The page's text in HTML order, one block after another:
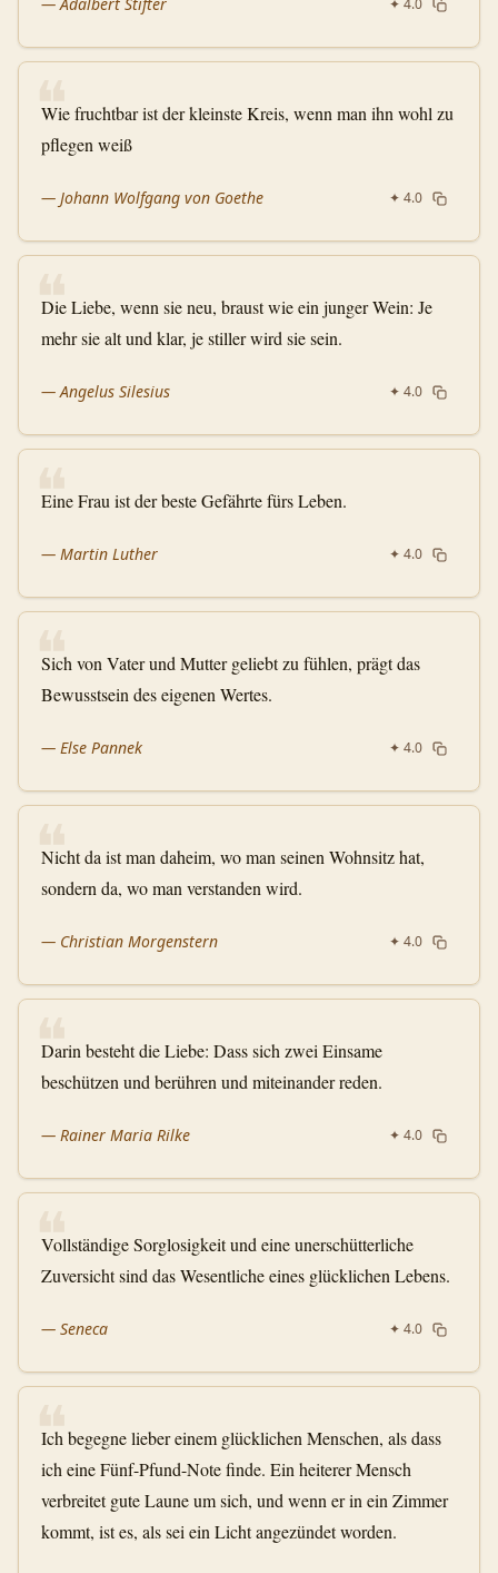
✦ 4.0
❝
Wie fruchtbar ist der kleinste Kreis, wenn man ihn wohl zu
pflegen weiß
— Johann Wolfgang von Goethe ✦ 4.0
❝
Die Liebe, wenn sie neu, braust wie ein junger Wein: Je
mehr sie alt und klar, je stiller wird sie sein.
—Angelus Silesius ✦ 4.0
❝
Eine Frau ist der beste Gefährte fürs Leben.
— Martin Luther ✦ 4.0
❝
Sich von Vater und Mutter geliebt zu fühlen, prägt das
Bewusstsein des eigenen Wertes.
— Else Pannek ✦ 4.0
❝
Nicht da ist man daheim, wo man seinen Wohnsitz hat,
sondern da, wo man verstanden wird.
— Christian Morgenstern ✦ 4.0
❝
Darin besteht die Liebe: Dass sich zwei Einsame
beschützen und berühren und miteinander reden.
— Rainer Maria Rilke ✦ 4.0
❝
Vollständige Sorglosigkeit und eine unerschütterliche
Zuversicht sind das Wesentliche eines glücklichen Lebens.
— Seneca ✦ 4.0
❝
Ich begegne lieber einem glücklichen Menschen, als dass
ich eine Fünf-Pfund-Note finde. Ein heiterer Mensch
verbreitet gute Laune um sich, und wenn er in ein Zimmer
kommt, ist es, als sei ein Licht angezündet worden.